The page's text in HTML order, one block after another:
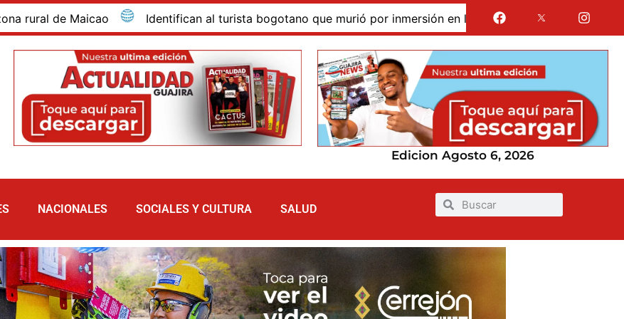
de Maicao Identifican al turista bogotano que murió por inmersión en las dunas de Taroa; su cuerpo
Edicion Agosto 6, 2026
NACIONALES SOCIALES Y CULTURA SALUD